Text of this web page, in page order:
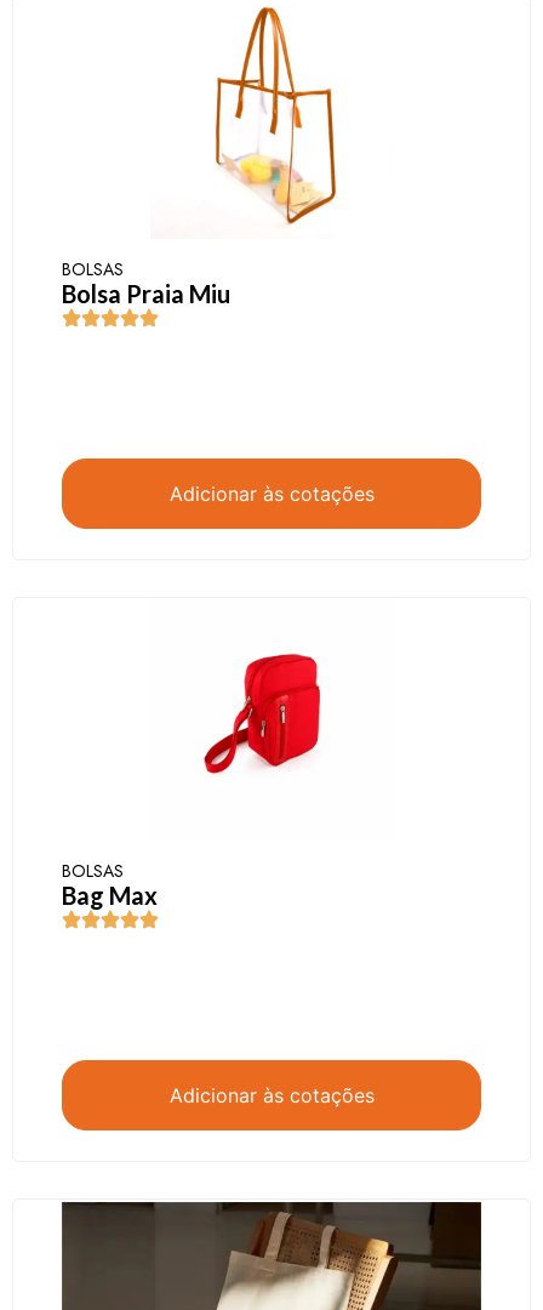
BOLSAS
Bolsa Praia Miu
Adicionar às cotações
BOLSAS
Bag Max
Adicionar às cotações